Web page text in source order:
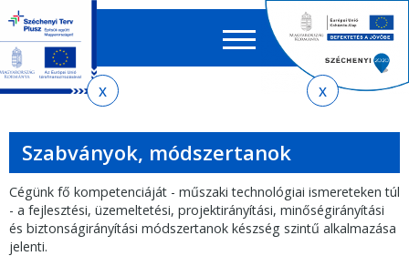
almenühöz
tartalomra
oldaltérképre
EN HU
űrlap
Szabványok, módszertanok
Cégünk fő kompetenciáját - műszaki technológiai ismereteken túl
- a fejlesztési, üzemeltetési, projektirányítási, minőségirányítási
és biztonságirányítási módszertanok készség szintű alkalmazása
jelenti.